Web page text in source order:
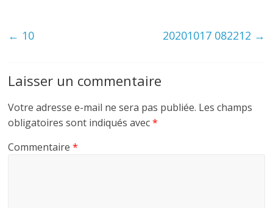
← 10 20201017 082212 →
Laisser un commentaire
Votre adresse e-mail ne sera pas publiée. Les champs
obligatoires sont indiqués avec*
Commentaire*